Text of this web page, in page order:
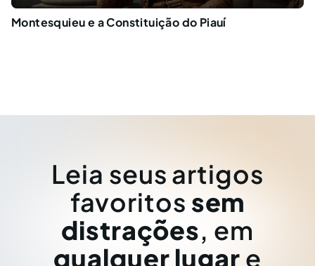
Montesquieu e a Constituição do Piauí
Leia seus artigos
favoritos sem
distrações, em
qualquer lugar e